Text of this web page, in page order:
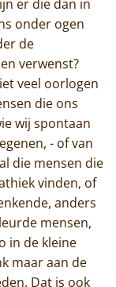
er die dan in
onder ogen
de
verwenst?
veel oorlogen
die ons
wij spontaan
- of van
die mensen die
vinden, of
anders
mensen,
in de kleine
maar aan de
Dat is ook